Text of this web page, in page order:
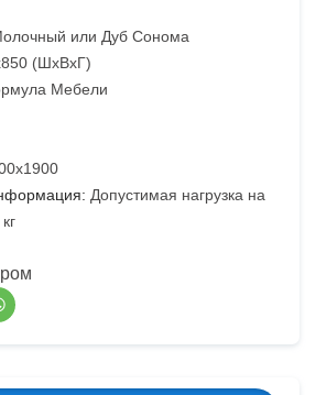
или Дуб Сонома
(ШхВхГ)
Мебели
Допустимая нагрузка на